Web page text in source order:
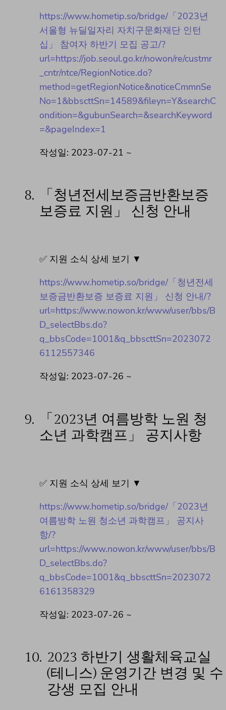
https://www.hometip.so/bridge/「2023년
서울형 뉴딜일자리 자치구문화재단 인턴
십」 참여자 하반기 모집 공고/?
url=https://job.seoul.go.kr/nowon/re/custmr
_cntr/ntce/RegionNotice.do?
method=getRegionNotice&noticeCmmnSe
No=1&bbscttSn=14589&fileyn=Y&searchC
ondition=&gubunSearch=&searchKeyword
=&pageIndex=1
작성일: 2023-07-21 ~
8.
「청년전세보증금반환보증
보증료 지원」 신청 안내
✅ 지원 소식 상세 보기 ▼
https://www.hometip.so/bridge/「청년전세
보증금반환보증 보증료 지원」 신청 안내/?
url=https://www.nowon.kr/www/user/bbs/B
D_selectBbs.do?
q_bbsCode=1001&q_bbscttSn=2023072
6112557346
작성일: 2023-07-26 ~
9.
「2023년 여름방학 노원 청
소년 과학캠프」 공지사항
✅ 지원 소식 상세 보기 ▼
https://www.hometip.so/bridge/「2023년
여름방학 노원 청소년 과학캠프」 공지사
항/?
url=https://www.nowon.kr/www/user/bbs/B
D_selectBbs.do?
q_bbsCode=1001&q_bbscttSn=2023072
6161358329
작성일: 2023-07-26 ~
10. 2023 하반기 생활체육교실
(테니스) 운영기간 변경 및 수
강생 모집 안내